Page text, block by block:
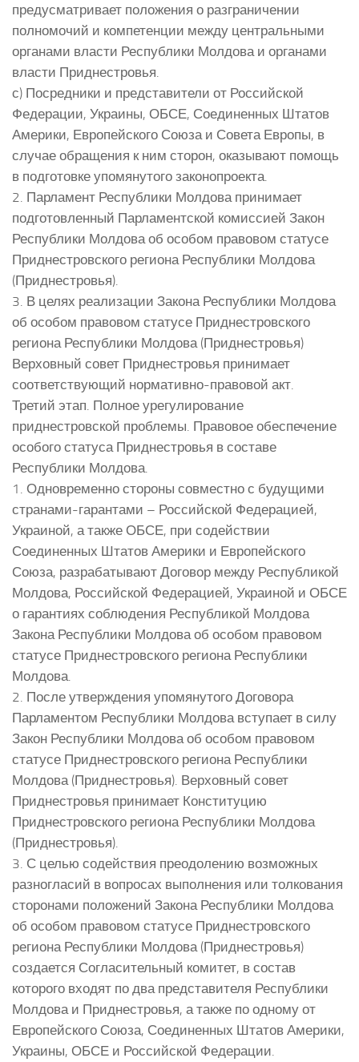
предусматривает положения о разграничении
полномочий и компетенции между центральными
органами власти Республики Молдова и органами
власти Приднестровья.
с) Посредники и представители от Российской
Федерации, Украины, ОБСЕ, Соединенных Штатов
Америки, Европейского Союза и Совета Европы, в
случае обращения к ним сторон, оказывают помощь
в подготовке упомянутого законопроекта.
2. Парламент Республики Молдова принимает
подготовленный Парламентской комиссией Закон
Республики Молдова об особом правовом статусе
Приднестровского региона Республики Молдова
(Приднестровья).
3. В целях реализации Закона Республики Молдова
об особом правовом статусе Приднестровского
региона Республики Молдова (Приднестровья)
Верховный совет Приднестровья принимает
соответствующий нормативно-правовой акт.
Третий этап. Полное урегулирование
приднестровской проблемы. Правовое обеспечение
особого статуса Приднестровья в составе
Республики Молдова.
1. Одновременно стороны совместно с будущими
странами-гарантами – Российской Федерацией,
Украиной, а также ОБСЕ, при содействии
Соединенных Штатов Америки и Европейского
Союза, разрабатывают Договор между Республикой
Молдова, Российской Федерацией, Украиной и ОБСЕ
о гарантиях соблюдения Республикой Молдова
Закона Республики Молдова об особом правовом
статусе Приднестровского региона Республики
Молдова.
2. После утверждения упомянутого Договора
Парламентом Республики Молдова вступает в силу
Закон Республики Молдова об особом правовом
статусе Приднестровского региона Республики
Молдова (Приднестровья). Верховный совет
Приднестровья принимает Конституцию
Приднестровского региона Республики Молдова
(Приднестровья).
3. С целью содействия преодолению возможных
разногласий в вопросах выполнения или толкования
сторонами положений Закона Республики Молдова
об особом правовом статусе Приднестровского
региона Республики Молдова (Приднестровья)
создается Согласительный комитет, в состав
которого входят по два представителя Республики
Молдова и Приднестровья, а также по одному от
Европейского Союза, Соединенных Штатов Америки,
Украины, ОБСЕ и Российской Федерации.